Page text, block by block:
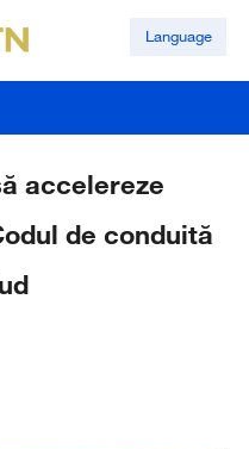
Language
accelereze
de conduită